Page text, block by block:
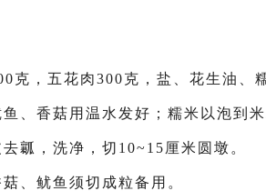
克，五花肉300克，盐、花生油、
、香菇用温水发好；糯米以泡到米
瓤，洗净，切10~15厘米圆墩。
、鱿鱼须切成粒备用。